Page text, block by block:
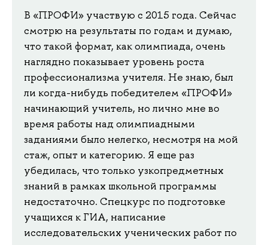
В «ПРОФИ» участвую с 2015 года. Сейчас
смотрю на результаты по годам и думаю,
что такой формат, как олимпиада, очень
наглядно показывает уровень роста
профессионализма учителя. Не знаю, был
ли когда-нибудь победителем «ПРОФИ»
начинающий учитель, но лично мне во
время работы над олимпиадными
заданиями было нелегко, несмотря на мой
стаж, опыт и категорию. Я еще раз
убедилась, что только узкопредметных
знаний в рамках школьной программы
недостаточно. Спецкурс по подготовке
учащихся к ГИА, написание
исследовательских ученических работ по